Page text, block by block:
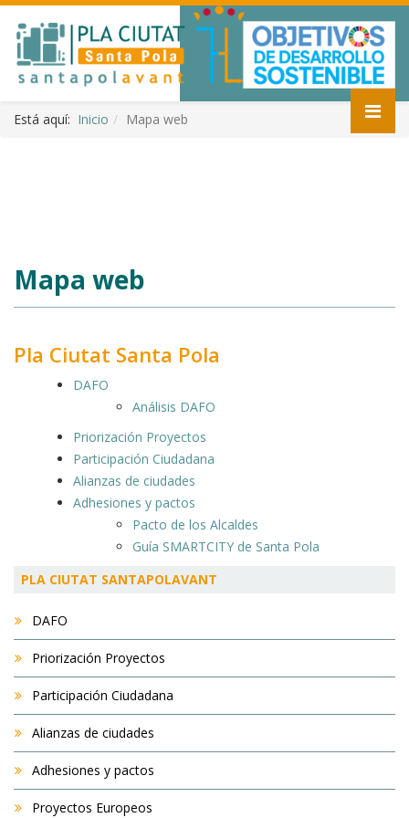
Está aquí: Inicio Mapa web
Mapa web
Pla Ciutat Santa Pola
DAFO
Análisis DAFO
Priorización Proyectos
Participación Ciudadana
Alianzas de ciudades
Adhesiones y pactos
Pacto de los Alcaldes
Guía SMARTCITY de Santa Pola
PLA CIUTAT SANTAPOLAVANT
DAFO
Priorización Proyectos
Participación Ciudadana
Alianzas de ciudades
Adhesiones y pactos
Proyectos Europeos